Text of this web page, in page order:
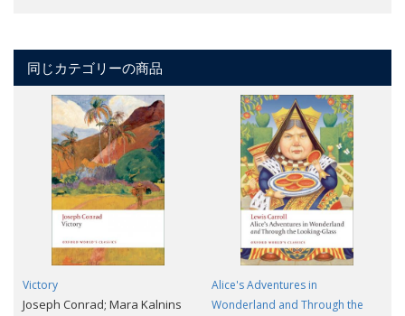
同じカテゴリーの商品
Victory
Joseph Conrad; Mara Kalnins
Alice's Adventures in
Wonderland and Through the